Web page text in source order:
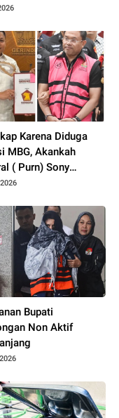
Hukum Minta Kejari
Sinjai
Karena Diduga
MBG, Akankah
( Purn) Sony
Menyeret Nama
Bupati
Non Aktif